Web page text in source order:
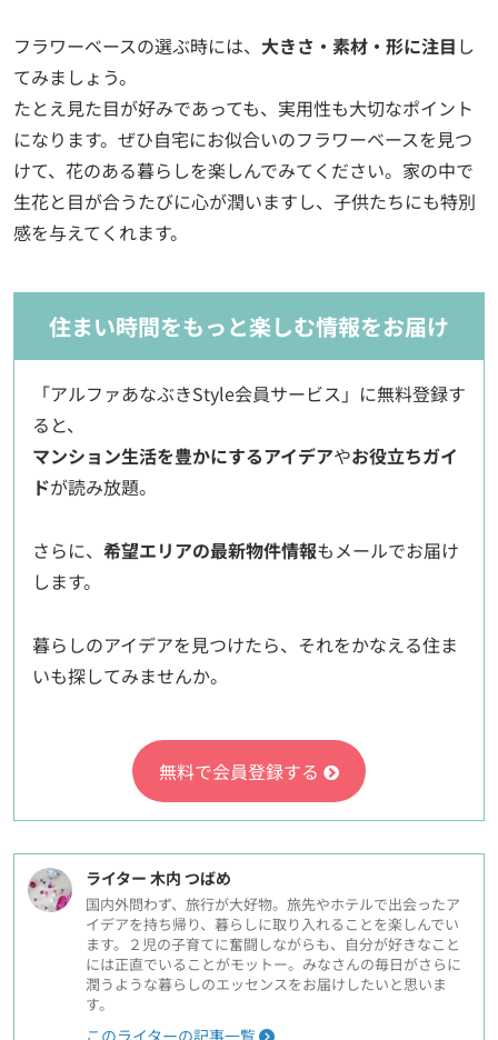
フラワーベースの選ぶ時には、 大きさ・素材・形に注目 し
てみましょう。
たとえ見た目が好みであっても、実用性も大切なポイント
になります。ぜひ自宅にお似合いのフラワーベースを見つ
けて、花のある暮らしを楽しんでみてください。家の中で
生花と目が合うたびに心が潤いますし、子供たちにも特別
感を与えてくれます。
住まい時間をもっと楽しむ情報をお届け
「アルファあなぶきStyle会員サービス」に無料登録す
ると、
マンション生活を豊かにするアイデアやお役立ちガイ
ドが読み放題。
さらに、 希望エリアの最新物件情報もメールでお届け
します。
暮らしのアイデアを見つけたら、それをかなえる住ま
いも探してみませんか。
無料で会員登録する
ライター 木内 つばめ
国内外問わず、旅行が大好物。旅先やホテルで出会ったア
イデアを持ち帰り、暮らしに取り入れることを楽しんでい
ます。２児の子育てに奮闘しながらも、自分が好きなこと
には正直でいることがモットー。みなさんの毎日がさらに
潤うような暮らしのエッセンスをお届けしたいと思いま
す。
このライターの記事一覧